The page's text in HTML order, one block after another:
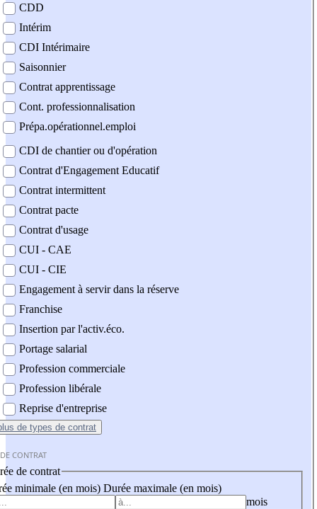
CDD
Intérim
CDI Intérimaire
Saisonnier
Contrat apprentissage
Cont. professionnalisation
Prépa.opérationnel.emploi
CDI de chantier ou d'opération
Contrat d'Engagement Educatif
Contrat intermittent
Contrat pacte
Contrat d'usage
CUI - CAE
CUI - CIE
Engagement à servir dans la réserve
Franchise
Insertion par l'activ.éco.
Portage salarial
Profession commerciale
Profession libérale
Reprise d'entreprise
de types de contrat
CONTRAT
de contrat
minimale (en mois) Durée maximale (en mois)
mois